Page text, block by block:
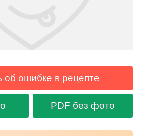
ошибке в рецепте
PDF без фото